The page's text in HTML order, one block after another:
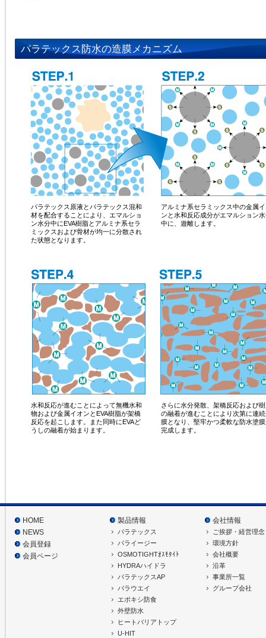
パラテックス防水の造膜メカニズム
パラテックス原液とパラテックス混和
材を配合することにより、エマルショ
ン水分中にEVA樹脂とアルミナ系セラ
ミックスおよび骨材が均一に分散され
た状態となります。
アルミナ系セラミックス中の金属
ンと水和反応成分がエマルション
中に、遊離します。
水和反応が進むことによって無機水和
物および金属イオンとEVA樹脂が架橋
反応を起こします。また同時にEVAど
うしの融着が始まります。
さらに水分発散、架橋反応および
の融着が進むことにより次第に連
膜となり、堅牢かつ柔軟な防水塗
完成します。
HOME
NEWS
会員登録
会員ページ
製品情報
パラテックス
パライージー
OSMOTIGHTｵｽﾓﾀｲﾄ
HYDRAハイドラ
パラテックスAP
パラウエイ
エポキシ防食
外壁防水
ヒートバリアトップ
U-HIT
会社情報
ご挨拶・経営理念
環境方針
会社概要
沿革
事業所一覧
グループ会社